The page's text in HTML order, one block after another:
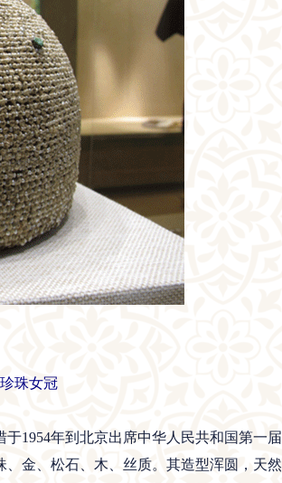
珠女冠
年到北京出席中华人民共和国第一
金、松石、木、丝质。其造型浑圆，天